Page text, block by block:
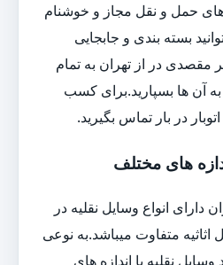
های حمل و نقل مجاز و خوشنام
بسته بندی و جابجایی
مقصدی در از تهران به تمام
آن ها بسپارید.برای کسب
در بار تماس بگیرید.
های مختلف
دارای انواع وسایل نقلیه در
اندازه های مختلف برای حمل اثاثیه متفاوت می‎باشد.به نوعی
نقلیه با اندازه های